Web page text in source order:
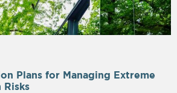
Plans for Managing Extreme
Risks